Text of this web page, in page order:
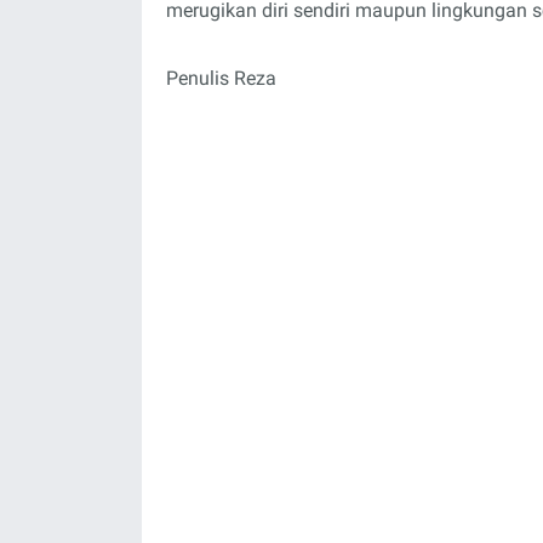
merugikan diri sendiri maupun lingkungan
Penulis Reza